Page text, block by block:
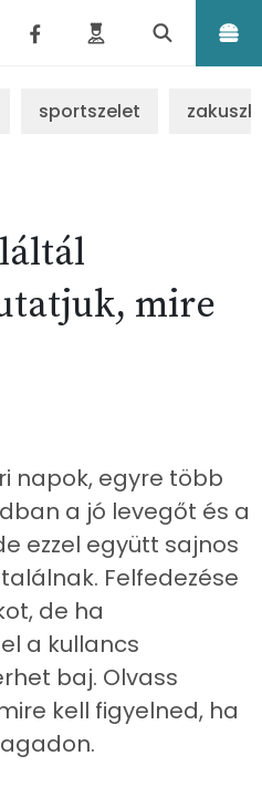
sportszelet
mire
napok, egyre több
a jó levegőt és a
ezzel együtt sajnos
Felfedezése
de ha
a kullancs
baj. Olvass
kell figyelned, ha